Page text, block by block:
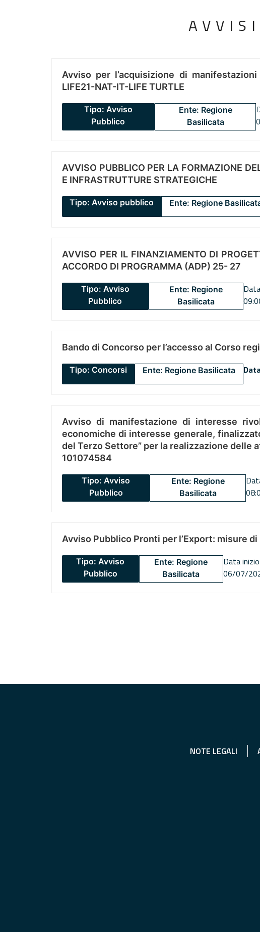
Avviso per l’acquisizione di
LIFE21-NAT-IT-LIFE TURTLE
Tipo: Avviso
Pubblico
Ente: Regione
Basilicata
AVVISO PUBBLICO PER LA FORMAZIONE
E INFRASTRUTTURE STRATEGICHE
Tipo: Avviso pubblico Ente: Regione
AVVISO PER IL FINANZIAMENTO DI
ACCORDO DI PROGRAMMA (ADP) 25- 27
Tipo: Avviso
Pubblico
Ente: Regione
Basilicata
Bando di Concorso per l’accesso al Corso
Tipo: Concorsi Ente: Regione Basilicata
Avviso di manifestazione di interesse
economiche di interesse generale,
del Terzo Settore” per la realizzazione delle
101074584
Tipo: Avviso
Pubblico
Ente: Regione
Basilicata
Avviso Pubblico Pronti per l’Export: misure
Tipo: Avviso
Pubblico
Ente: Regione
Basilicata
Data inizio:
06/07/
NOTE LEGALI